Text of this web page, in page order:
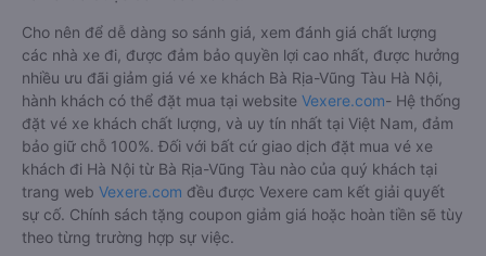
Cho nên để dễ dàng so sánh giá, xem đánh giá chất lượng
các nhà xe đi, được đảm bảo quyền lợi cao nhất, được hưởng
nhiều ưu đãi giảm giá vé xe khách Bà Rịa-Vũng Tàu Hà Nội,
hành khách có thể đặt mua tại website Vexere.com- Hệ thống
đặt vé xe khách chất lượng, và uy tín nhất tại Việt Nam, đảm
bảo giữ chỗ 100%. Đối với bất cứ giao dịch đặt mua vé xe
khách đi Hà Nội từ Bà Rịa-Vũng Tàu nào của quý khách tại
trang web Vexere.com đều được Vexere cam kết giải quyết
sự cố. Chính sách tặng coupon giảm giá hoặc hoàn tiền sẽ tùy
theo từng trường hợp sự việc.